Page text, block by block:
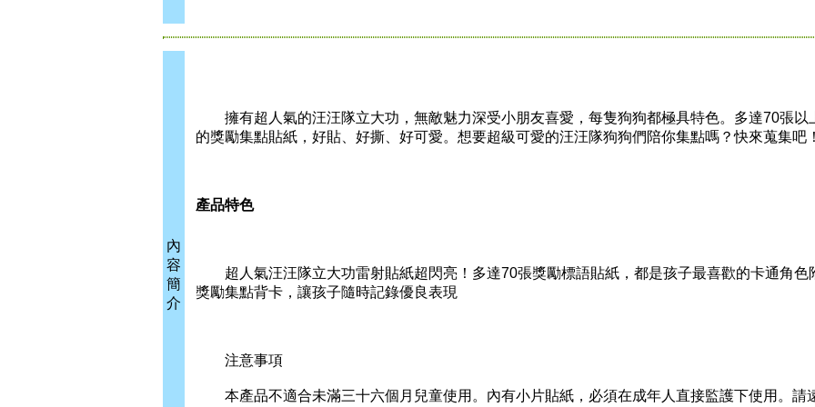
內
容
簡
介
擁有超人氣的汪汪隊立大功，無敵魅力深受小朋友喜愛，每隻狗狗都極具特色。多達70張以
的獎勵集點貼紙，好貼、好撕、好可愛。想要超級可愛的汪汪隊狗狗們陪你集點嗎？快來蒐集吧！
產品特色
超人氣汪汪隊立大功雷射貼紙超閃亮！多達70張獎勵標語貼紙，都是孩子最喜歡的卡通角色
獎勵集點背卡，讓孩子隨時記錄優良表現
注意事項
本產品不適合未滿三十六個月兒童使用。內有小片貼紙，必須在成年人直接監護下使用。請